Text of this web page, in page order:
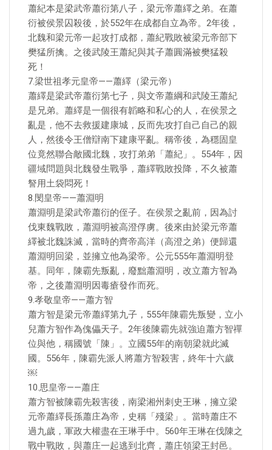
蕭紀本是梁武帝蕭衍第八子，梁元帝蕭繹之弟。在蕭
衍被侯景囚殺後，於552年在成都自立為帝。2年後，
北魏和梁元帝一起攻打成都，蕭紀戰敗被梁元帝部下
樊猛所擒。之後武陵王蕭紀與其子蕭圓滿被樊猛殺
死！
7.梁世祖孝元皇帝——蕭繹（梁元帝）
蕭繹是梁武帝蕭衍第七子，與文帝蕭綱和武陵王蕭紀
是兄弟。蕭繹是一個很有韜略和私心的人，在侯景之
亂是，他不去救援建康城，反而先攻打自己自己的親
人，然後令王僧辯南下建康平亂。稱帝後，為穩固皇
位竟然聯合敵國北魏，攻打弟弟「蕭紀」。554年，因
疆域問題與北魏發生戰爭，蕭繹戰敗投降，不久被蕭
詧用土袋悶死！
8.閔皇帝——蕭淵明
蕭淵明是梁武帝蕭衍的侄子。在侯景之亂前，因為討
伐東魏戰敗，蕭淵明被高澄俘虜。後來由於梁元帝蕭
繹被北魏誅滅，當時的齊帝高洋（高澄之弟）便歸還
蕭淵明回梁，並擁立他為梁帝。公元555年蕭淵明登
基。同年，陳霸先叛亂，廢黜蕭淵明，改立蕭方智為
帝，之後蕭淵明因毒瘡發作而死。
9.孝敬皇帝——蕭方智
蕭方智是梁元帝蕭繹第九子，555年陳霸先叛變，立小
兒蕭方智作為傀儡天子。2年後陳霸先就強迫蕭方智禪
位與他，稱國號「陳」。立國55年的南朝梁就此滅
國。556年，陳霸先派人將蕭方智殺害，終年十六歲
￼
10.思皇帝——蕭庄
蕭方智被陳霸先殺害後，南梁湘州刺史王琳，擁立梁
元帝蕭繹長孫蕭庄為帝，史稱「殘梁」。當時蕭庄不
過九歲，軍政大權盡在王琳手中。560年王琳在伐陳之
戰中戰敗，與蕭庄一起逃到北齊，蕭庄領梁王封邑。